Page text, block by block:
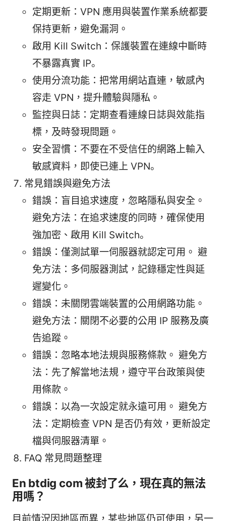
定期更新：VPN 應用與裝置作業系統都要
保持更新，避免漏洞。
啟用 Kill Switch：保護裝置在連線中斷時
不暴露真實 IP。
使用分流功能：把常用網站直連，敏感內
容走 VPN，提升體驗與隱私。
監控與日誌：定期查看連線日誌與效能指
標，及時發現問題。
安全習慣：不要在不受信任的網路上輸入
敏感資料，即使已連上 VPN。
常見錯誤與避免方法
錯誤：盲目追求速度，忽略隱私與安全。
避免方法：在追求速度的同時，確保使用
強加密、啟用 Kill Switch。
錯誤：僅測試單一伺服器就認定可用。 避
免方法：多伺服器測試，記錄穩定性與延
遲變化。
錯誤：未關閉雲端裝置的公用網路功能。
避免方法：關閉不必要的公用 IP 服務及廣
告追蹤。
錯誤：忽略本地法規與服務條款。 避免方
法：先了解當地法規，遵守平台政策與使
用條款。
錯誤：以為一次設定就永遠可用。 避免方
法：定期檢查 VPN 是否仍有效，更新設定
檔與伺服器清單。
FAQ 常見問題整理
En btdig com 被封了么，現在真的無法
用嗎？